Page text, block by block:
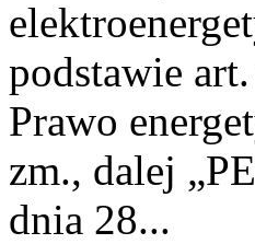
podstawie
Prawo
zm., dalej
dnia 28...